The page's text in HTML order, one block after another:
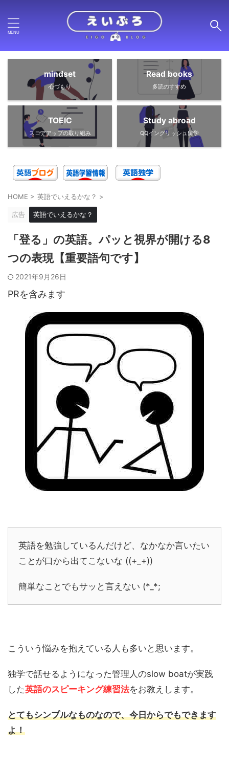
mindset
心づもり
Read books
多読のすすめ
TOEIC
スコアアップの取り組み
Study abroad
QQイングリッシュ留学
HOME > 英語でいえるかな？ >
広告 英語でいえるかな？
「登る」の英語。パッと視界が開ける8
つの表現【重要語句です】
2021年9月26日
PRを含みます
英語を勉強しているんだけど、なかなか言いたい
ことが口から出てこないな ((+_+))
簡単なことでもサッと言えない (*_*;
こういう悩みを抱えている人も多いと思います。
独学で話せるようになった管理人のslow boatが実践
した英語のスピーキング練習法をお教えします。
とてもシンプルなものなので、今日からでもできます
よ！